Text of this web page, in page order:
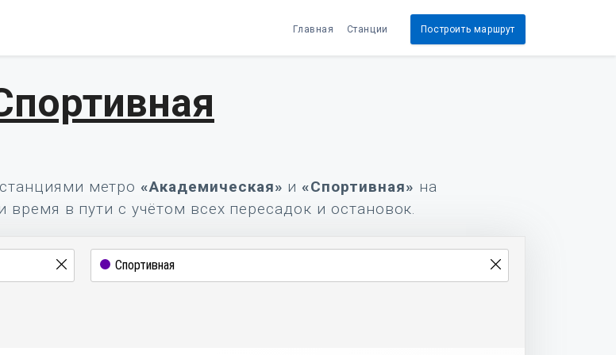
Главная Станции Построить маршрут
метро«Академическая» и«Спортивная» на
в пути с учётом всех пересадок и остановок.